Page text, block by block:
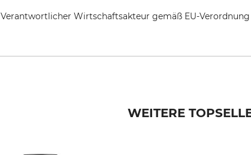
Verantwortlicher Wirtschaftsakteur gemäß EU-Verordnung
WEITERE